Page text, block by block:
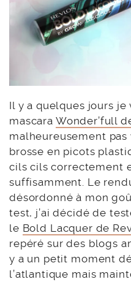
Il y a quelques jours je
mascara Wonder’full
malheureusement pas
brosse en picots
cils cils correctement
suffisamment. Le
désordonné à mon
test, j’ai décidé de
le Bold Lacquer de
repéré sur des blogs
y a un petit moment
l’atlantique mais